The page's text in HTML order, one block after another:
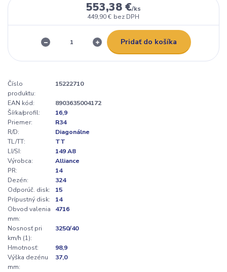
553,38 €/ks
449,90 € bez DPH
Pridať do košíka
Číslo
produktu:
15222710
EAN kód:
8903635004172
Šírka/profil:
16,9
Priemer:
R34
R/D:
Diagonálne
TL/TT:
TT
LI/SI:
149 A8
Výrobca:
Alliance
PR:
14
Dezén:
324
Odporúč. disk:
15
Prípustný disk:
14
Obvod valenia
mm:
4716
Nosnosť pri
km/h (1):
3250/40
Hmotnosť:
98,9
Výška dezénu
mm:
37,0